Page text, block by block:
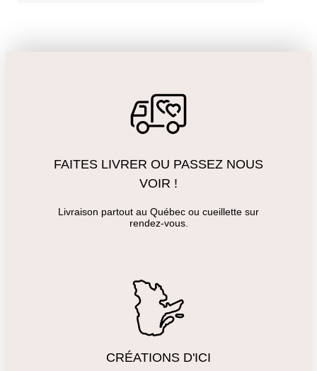
FAITES LIVRER OU PASSEZ NOUS
VOIR !
Livraison partout au Québec ou cueillette sur
rendez-vous.
CRÉATIONS D'ICI